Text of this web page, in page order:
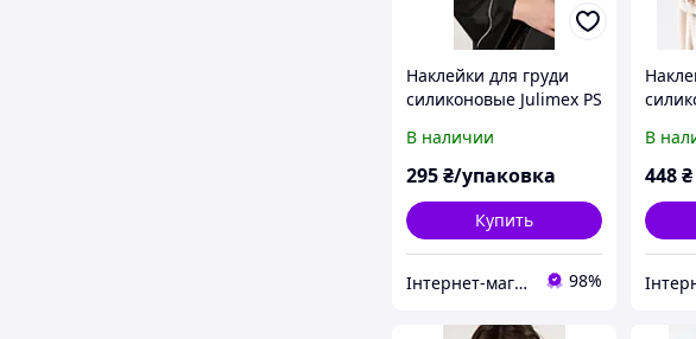
Наклейки для груди
силиконовые Julimex PS
В наличии
295₴/упаковка
Купить
Інтернет-магазин "Carmen" 98%
PS 09
В
448₴